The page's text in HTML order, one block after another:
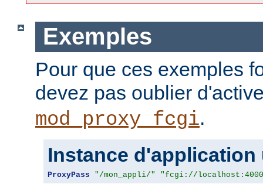
Exemples
Pour que ces exemples
devez pas oublier
mod_proxy_fcgi.
Instance d'application
ProxyPass "/mon_appli/" "fcgi://